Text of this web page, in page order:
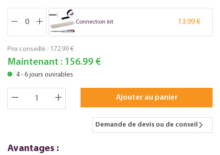
Connection kit 13.99 €
Prix conseillé : 172.99 €
Maintenant : 156.99 €
4 - 6 jours ouvrables
Ajouter au panier
Demande de devis ou de conseil
Avantages :